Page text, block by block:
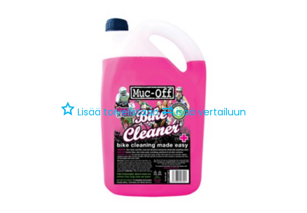
Lisää toivelistaan⇄Lisää vertailuun